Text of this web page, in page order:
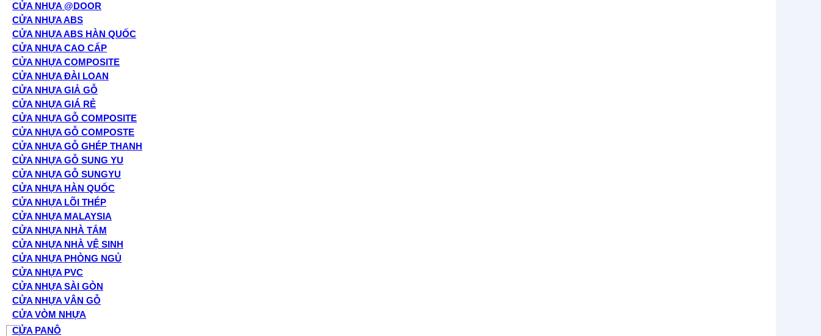
CỬA NHỰA @DOOR
CỬA NHỰA ABS
CỬA NHỰA ABS HÀN QUỐC
CỬA NHỰA CAO CẤP
CỬA NHỰA COMPOSITE
CỬA NHỰA ĐÀI LOAN
CỬA NHỰA GIẢ GỖ
CỬA NHỰA GIÁ RẺ
CỬA NHỰA GỖ COMPOSITE
CỬA NHỰA GỖ COMPOSTE
CỬA NHỰA GỖ GHÉP THANH
CỬA NHỰA GỖ SUNG YU
CỬA NHỰA GỖ SUNGYU
CỬA NHỰA HÀN QUỐC
CỬA NHỰA LÕI THÉP
CỬA NHỰA MALAYSIA
CỬA NHỰA NHÀ TẮM
CỬA NHỰA NHÀ VỆ SINH
CỬA NHỰA PHÒNG NGỦ
CỬA NHỰA PVC
CỬA NHỰA SÀI GÒN
CỬA NHỰA VÂN GỖ
CỬA VÒM NHỰA
CỬA PANÔ